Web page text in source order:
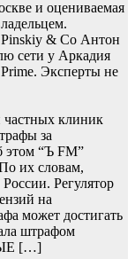
и оцениваемая
Pinskiy & Co Антон
сети у Аркадия
Эксперты не
частных клиник
за
этом “Ъ FM”
их словам,
Регулятор
на
может достигать
штрафом
[…]